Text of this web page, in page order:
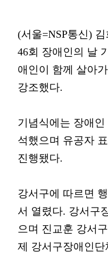
(서울=NSP통신)
46회 장애인의 날
애인이 함께 살아
강조했다.
기념식에는 장애
석했으며 유공자
진행됐다.
강서구에 따르면
서 열렸다. 강서구
으며 진교훈 강서
제 강서구장애인